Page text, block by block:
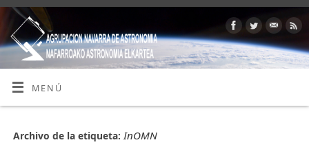
MENÚ
Archivo de la etiqueta:InOMN